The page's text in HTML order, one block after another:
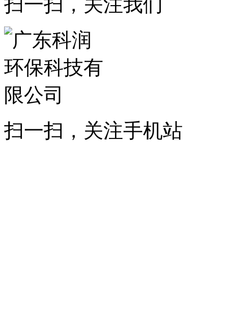
扫一扫，关注手机站